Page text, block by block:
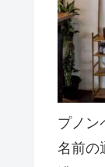
プノン
名前の